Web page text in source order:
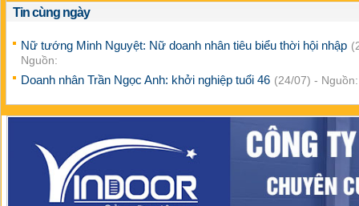
Tin cùng ngày
Nữ tướng Minh Nguyệt: Nữ doanh nhân tiêu biểu thời hội nhập
Nguồn:
Doanh nhân Trần Ngọc Anh: khởi nghiệp tuổi 46 (24/07) - Nguồn: